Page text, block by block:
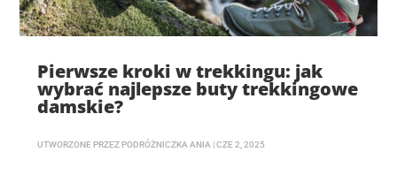
Pierwsze kroki w trekkingu: jak
wybrać najlepsze buty trekkingowe
damskie?
UTWORZONE PRZEZ PODRÓŻNICZKA ANIA |CZE 2, 2025